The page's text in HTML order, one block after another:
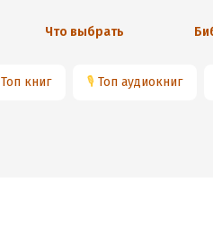
Что выбрать
Топ книг 🎙 Топ аудиокниг